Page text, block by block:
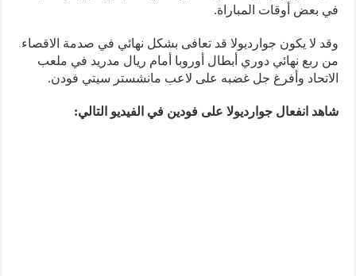
في بعض أوقات المباراة.
وقد لا يكون جوارديولا قد تعافى بشكل نهائي في صدمة الاقصاء
من ربع نهائي دوري أبطال أوروبا أمام ريال مدريد في ملعب
الاتحاد وأفرغ جل غضبه على لاعب مانشستر سيتي فودن.
شاهد انفعال جوارديولا على فودين في الفيديو التالي: